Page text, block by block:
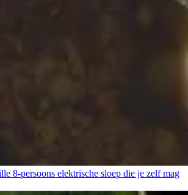
8-persoons elektrische sloep die je zelf mag